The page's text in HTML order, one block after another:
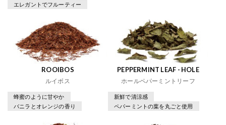
エレガントでフルーティー
ROOIBOS
ルイボス
蜂蜜のように甘やか
バニラとオレンジの香り
PEPPERMINT LEAF - HOLE
ホールペパーミントリーフ
新鮮で清涼感
ペパーミントの葉を丸ごと使用